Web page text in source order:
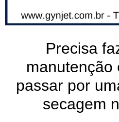
Precisa
manutenção
passar por
secagem